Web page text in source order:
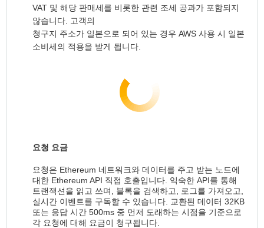
VAT 및 해당 판매세를 비롯한 관련 조세 공과가 포함되지
않습니다. 고객의
청구지 주소가 일본으로 되어 있는 경우 AWS 사용 시 일본
소비세의 적용을 받게 됩니다.
요청 요금
요청은 Ethereum 네트워크와 데이터를 주고 받는 노드에
대한 Ethereum API 직접 호출입니다. 익숙한 API를 통해
트랜잭션을 읽고 쓰며, 블록을 검색하고, 로그를 가져오고,
실시간 이벤트를 구독할 수 있습니다. 교환된 데이터 32KB
또는 응답 시간 500ms 중 먼저 도래하는 시점을 기준으로
각 요청에 대해 요금이 청구됩니다.